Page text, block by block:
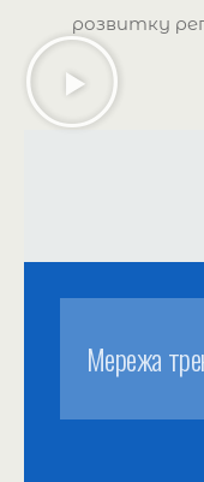
розвитку
Мережа